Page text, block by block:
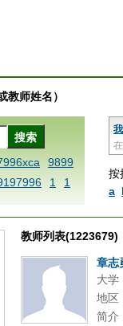
师姓名）
按
a
9899
1
1
1dfbxca12
dfb989919
教师列表(1223679)
章志
大学
地区
简介